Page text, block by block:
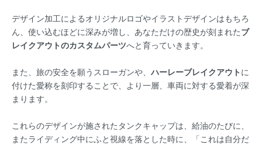
デザイン加工によるオリジナルロゴやイラストデザインはもちろ
ん、使い込むほどに深みが増し、あなただけの歴史が刻まれたブ
レイクアウトのカスタムパーツへと育っていきます。
また、旅の安全を願うスローガンや、 ハーレーブレイクアウト に
付けた愛称を刻印することで、より一層、車両に対する愛着が深
まります。
これらのデザインが施されたタンクキャップは、給油のたびに、
またライディング中にふと視線を落とした時に、「これは自分だ